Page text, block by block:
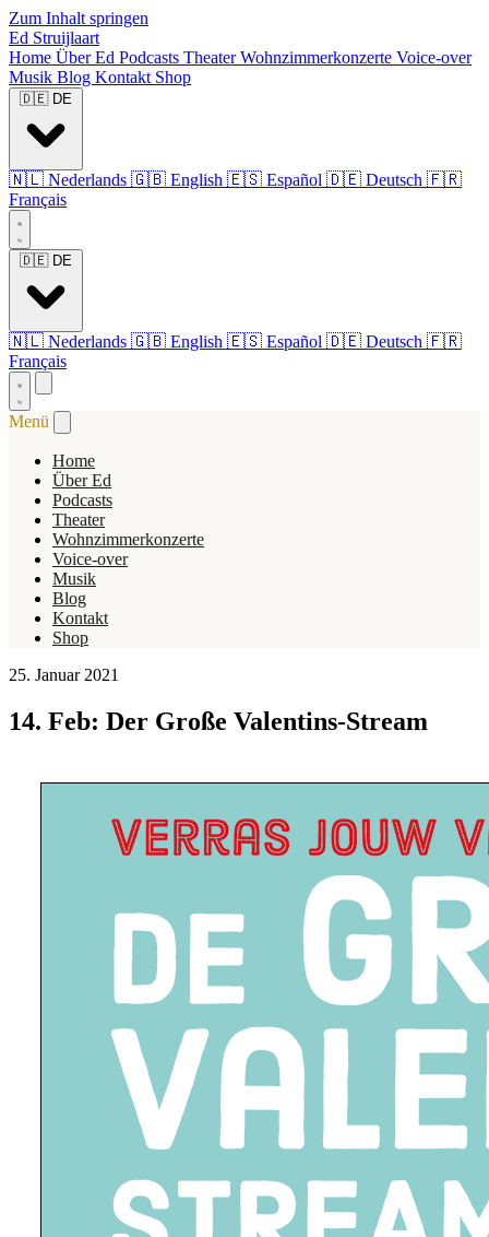
Zum Inhalt springen
Ed Struijlaart
Home Über Ed Podcasts TheaterWohnzimmerkonzerte Voice-over
Musik Blog Kontakt Shop
🇩🇪 DE
🇳🇱 Nederlands 🇬🇧 English 🇪🇸 Español 🇩🇪 Deutsch 🇫🇷
Français
🇩🇪 DE
🇳🇱 Nederlands 🇬🇧 English 🇪🇸 Español 🇩🇪 Deutsch 🇫🇷
Français
Menü
Home
Über Ed
Podcasts
Theater
Wohnzimmerkonzerte
Voice-over
Musik
Blog
Kontakt
Shop
25. Januar 2021
14. Feb: Der Große Valentins-Stream